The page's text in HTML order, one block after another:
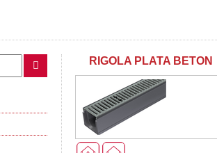
RIGOLA PLATA BETON